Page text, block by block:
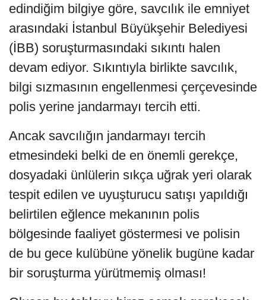
edindiğim bilgiye göre, savcılık ile emniyet
arasındaki İstanbul Büyükşehir Belediyesi
(İBB) soruşturmasındaki sıkıntı halen
devam ediyor. Sıkıntıyla birlikte savcılık,
bilgi sızmasının engellenmesi çerçevesinde
polis yerine jandarmayı tercih etti.
Ancak savcılığın jandarmayı tercih
etmesindeki belki de en önemli gerekçe,
dosyadaki ünlülerin sıkça uğrak yeri olarak
tespit edilen ve uyuşturucu satışı yapıldığı
belirtilen eğlence mekanının polis
bölgesinde faaliyet göstermesi ve polisin
de bu gece kulübüne yönelik bugüne kadar
bir soruşturma yürütmemiş olması!